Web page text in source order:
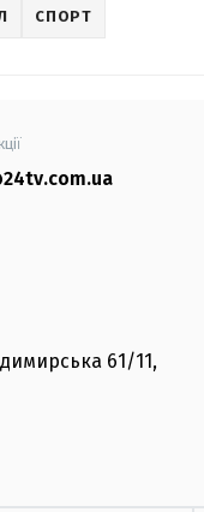
СПОРТ
61/11,